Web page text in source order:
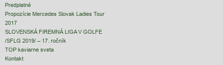
Predplatné
Propozície Mercedes Slovak Ladies Tour
2017
SLOVENSKÁ FIREMNÁ LIGA V GOLFE
/SFLG 2019/ – 17. ročník
TOP kaviarne sveta
Kontakt